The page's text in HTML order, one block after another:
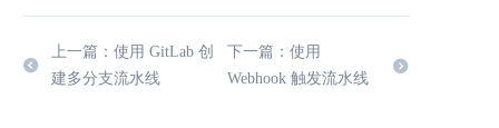
上一篇：使用 GitLab 创
建多分支流水线
下一篇：使用
Webhook 触发流水线